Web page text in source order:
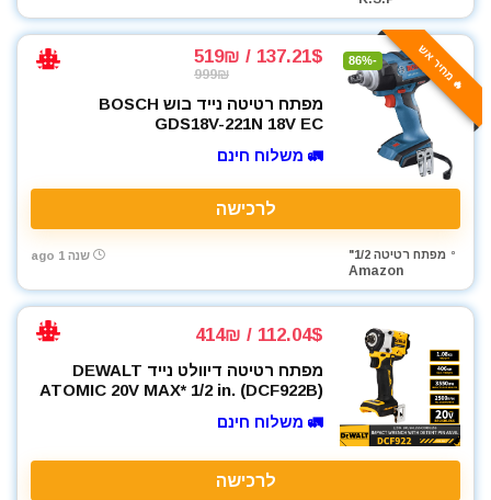
🔥 מחיר אש -86%
137.21$ / 519₪
999₪
מפתח רטיטה נייד בוש BOSCH
GDS18V-221N 18V EC
🚛 משלוח חינם
לרכישה
מפתח רטיטה 1/2"
Amazon
שנה 1 ago
112.04$ / 414₪
מפתח רטיטה דיוולט נייד DEWALT
ATOMIC 20V MAX* 1/2 in. (DCF922B)
🚛 משלוח חינם
לרכישה